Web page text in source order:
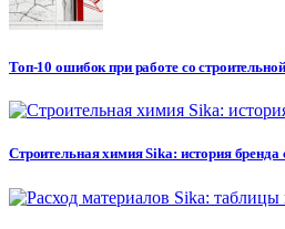
Топ-10 ошибок при работе со
Строительная химия Sika: история